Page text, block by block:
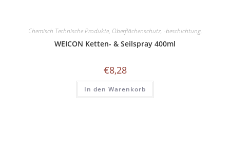
Chemisch Technische Produkte, Oberflächenschutz, -beschichtung,
WEICON Ketten- & Seilspray 400ml
€8,28
In den Warenkorb